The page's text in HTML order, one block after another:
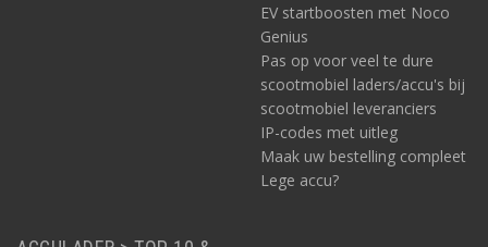
EV startboosten met Noco
Genius
Pas op voor veel te dure
scootmobiel laders/accu's bij
scootmobiel leveranciers
IP-codes met uitleg
Maak uw bestelling compleet
Lege accu?